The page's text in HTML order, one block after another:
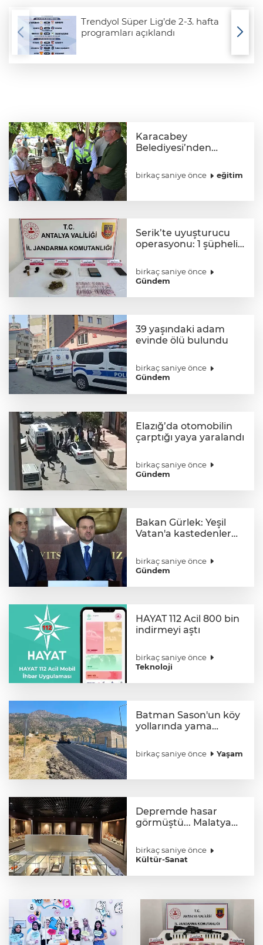
Trendyol Süper Lig’de 2-3. hafta
programları açıklandı
Karacabey
Belediyesi’nden
yok
birkaç saniye önce eğitim
Serik’te uyuşturucu
operasyonu: 1 şüpheli
birkaç saniye önce
Gündem
39 yaşındaki adam
evinde ölü bulundu
birkaç saniye önce
Gündem
Elazığ’da otomobilin
çarptığı yaya yaralandı
birkaç saniye önce
Gündem
Bakan Gürlek: Yeşil
Vatan'a kastedenler
verecek
birkaç saniye önce
Gündem
HAYAT 112 Acil 800 bin
indirmeyi aştı
birkaç saniye önce
Teknoloji
Batman Sason'un köy
yollarında yama
birkaç saniye önce Yaşam
Depremde hasar
görmüştü... Malatya
yenilendi
birkaç saniye önce
Kültür-Sanat